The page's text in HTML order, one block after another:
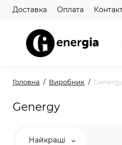
Доставка Оплата
Головна Виробник Genergy
Genergy
Найкращі